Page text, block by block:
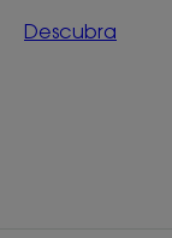
Descubra